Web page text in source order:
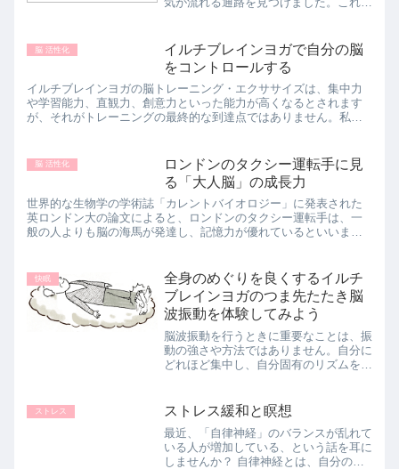
ある気の穴がツボです。ツボは経絡を循
環するエネルギーの過不...
脳 活性化
イルチブレインヨガで自分の脳
をコントロールする
イルチブレインヨガの脳トレーニング・エクササイズは、集中力
や学習能力、直観力、創意力といった能力が高くなるとされます
が、それがトレーニングの最終的な到達点ではありません。私た
脳 活性化
ロンドンのタクシー運転手に見
る「大人脳」の成長力
世界的な生物学の学術誌「カレントバイオロジー」に発表された
英ロンドン大の論文によると、ロンドンのタクシー運転手は、一
般の人よりも脳の海馬が発達し、記憶力が優れているといいま
快眠
全身のめぐりを良くするイルチ
ブレインヨガのつま先たたき脳
波振動を体験してみよう
脳波振動を行うときに重要なことは、振
動の強さや方法ではありません。自分に
どれほど集中し、自分固有のリズムを探
てみて下さい。自分固有のリズムを探
し、体が動きたい通りに動い...
ストレス ストレス緩和と瞑想
最近、「自律神経」のバランスが乱れて
いる人が増加している、という話を耳に
しませんか？ 自律神経とは、自分の意